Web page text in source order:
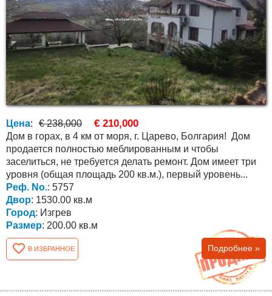
Цена: € 238,000 € 210,000
Дом в горах, в 4 км от моря, г. Царево, Болгария! Дом
продается полностью меблированным и чтобы
заселиться, не требуется делать ремонт. Дом имеет три
уровня (общая площадь 200 кв.м.), первый уровень...
Реф. No.: 5757
Двор: 1530.00 кв.м
Город: Изгрев
Размер: 200.00 кв.м
В ИЗБРАННОЕ Подробнее »